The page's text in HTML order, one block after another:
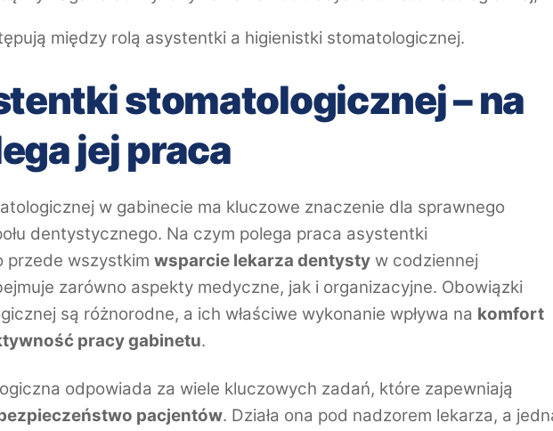
między rolą asystentki a higienistki stomatologicznej.
stomatologicznej – na
jej praca
w gabinecie ma kluczowe znaczenie dla sprawnego
dentystycznego. Na czym polega praca asystentki
przede wszystkim wsparcie lekarza dentysty w codziennej
zarówno aspekty medyczne, jak i organizacyjne. Obowiązki
są różnorodne, a ich właściwe wykonanie wpływa na komfort
pracy gabinetu.
odpowiada za wiele kluczowych zadań, które zapewniają
pacjentów. Działa ona pod nadzorem lekarza, a